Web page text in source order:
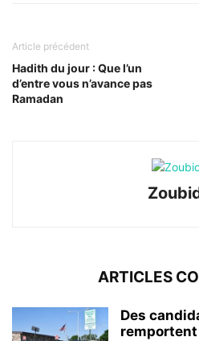
Article précédent
Hadith du jour : Que l’un
d’entre vous n’avance pas
Ramadan
ARTICLES
Des